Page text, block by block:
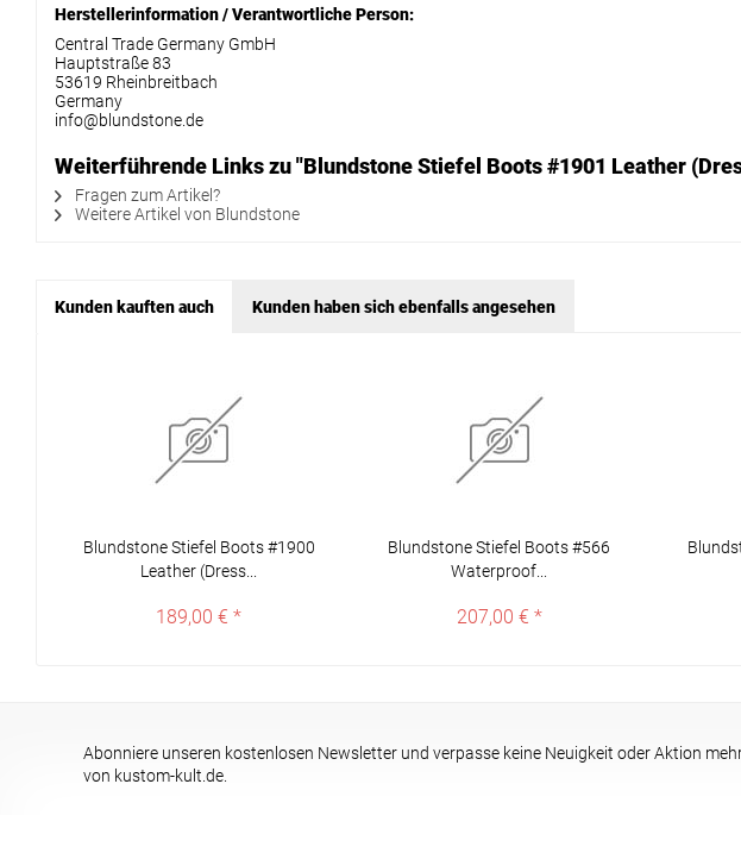
Herstellerinformation / Verantwortliche Person:
Central Trade Germany GmbH
Hauptstraße 83
53619 Rheinbreitbach
Germany
info@blundstone.de
Weiterführende Links zu "Blundstone Stiefel Boots #1901 Leather
Fragen zum Artikel?
Weitere Artikel von Blundstone
Kunden kauften auch Kunden haben sich ebenfalls angesehen
Blundstone Stiefel Boots #1900
Leather (Dress...
189,00 € *
Blundstone Stiefel Boots #566
Waterproof...
207,00 € *
Abonniere unseren kostenlosen Newsletter und verpasse keine Neuigkeit oder Aktion
von kustom-kult.de.